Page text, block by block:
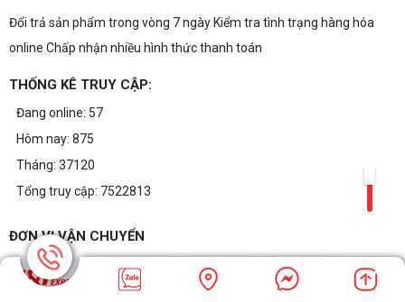
Đổi trả sản phẩm trong vòng 7 ngày Kiểm tra tình trạng hàng hóa
online Chấp nhận nhiều hình thức thanh toán
THỐNG KÊ TRUY CẬP:
Đang online: 57
Hôm nay: 875
Tháng: 37120
Tổng truy cập: 7522813
ĐƠN VỊ VẬN CHUYỂN